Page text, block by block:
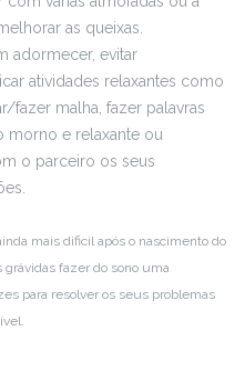
as queixas.
adormecer, evitar
atividades relaxantes como
fazer malha, fazer palavras
morno e relaxante ou
o parceiro os seus
mais dificil após o nascimento do
fazer do sono uma
para resolver os seus problemas